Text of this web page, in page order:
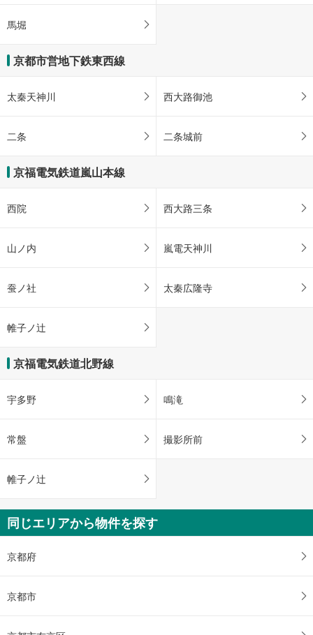
馬堀
京都市営地下鉄東西線
太秦天神川 西大路御池
二条 二条城前
京福電気鉄道嵐山本線
西院 西大路三条
山ノ内 嵐電天神川
蚕ノ社 太秦広隆寺
帷子ノ辻
京福電気鉄道北野線
宇多野 鳴滝
常盤 撮影所前
帷子ノ辻
同じエリアから物件を探す
京都府
京都市